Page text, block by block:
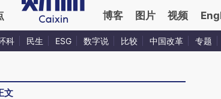
博客 图片 视频
科 民生 ESG 数字说 比较 中国改革 专题
文